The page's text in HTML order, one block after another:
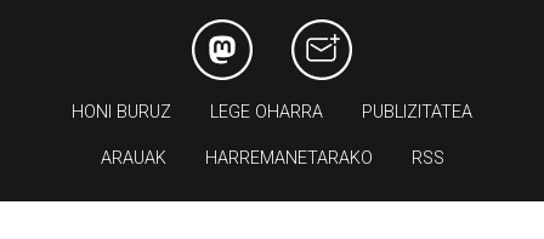
HONI BURUZ LEGE OHARRA PUBLIZITATEA
ARAUAK HARREMANETARAKO RSS